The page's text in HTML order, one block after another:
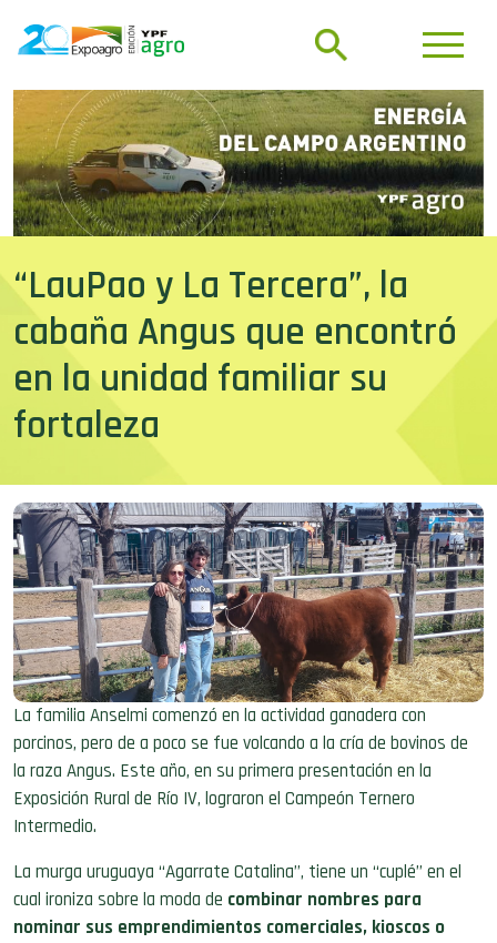
“LauPao y La Tercera”, la
cabaña Angus que encontró
en la unidad familiar su
fortaleza
La familia Anselmi comenzó en la actividad ganadera con
porcinos, pero de a poco se fue volcando a la cría de bovinos de
la raza Angus. Este año, en su primera presentación en la
Exposición Rural de Río IV, lograron el Campeón Ternero
Intermedio.
La murga uruguaya “Agarrate Catalina”, tiene un “cuplé” en el
cual ironiza sobre la moda de combinar nombres para
nominar sus emprendimientos comerciales, kioscos o